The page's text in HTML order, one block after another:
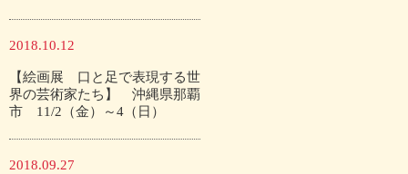
2018.10.12
【絵画展 口と足で表現する世
界の芸術家たち】 沖縄県那覇
市 11/2（金）～4（日）
2018.09.27